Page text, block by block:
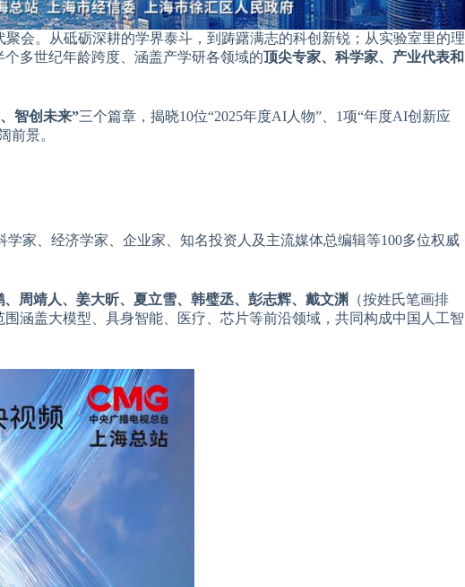
会。从砥砺深耕的学界泰斗，到踌躇满志的科创新锐；从实验室里的理
多世纪年龄跨度、涵盖产学研各领域的顶尖专家、科学家、产业代表和
智创未来”三个篇章，揭晓10位“2025年度AI人物”、1项“年度AI创新应
前景。
家、经济学家、企业家、知名投资人及主流媒体总编辑等100多位权威
周靖人、姜大昕、夏立雪、韩璧丞、彭志辉、戴文渊
（按姓氏笔画排
围涵盖大模型、具身智能、医疗、芯片等前沿领域，共同构成中国人工智